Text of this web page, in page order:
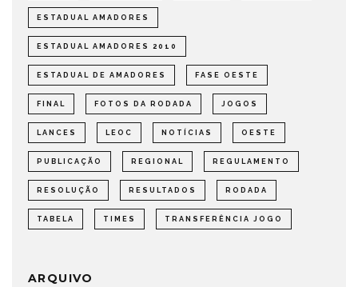
ESTADUAL AMADORES
ESTADUAL AMADORES 2010
ESTADUAL DE AMADORES FASE OESTE
FINAL FOTOS DA RODADA JOGOS
LANCES LEOC NOTÍCIAS OESTE
PUBLICAÇÃO REGIONAL REGULAMENTO
RESOLUÇÃO RESULTADOS RODADA
TABELA TIMES TRANSFERÊNCIA JOGO
ARQUIVO